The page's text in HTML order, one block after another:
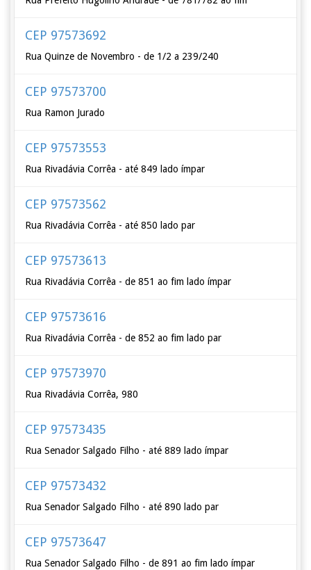
CEP 97573692
Rua Quinze de Novembro - de 1/2 a 239/240
CEP 97573700
Rua Ramon Jurado
CEP 97573553
Rua Rivadávia Corrêa - até 849 lado ímpar
CEP 97573562
Rua Rivadávia Corrêa - até 850 lado par
CEP 97573613
Rua Rivadávia Corrêa - de 851 ao fim lado ímpar
CEP 97573616
Rua Rivadávia Corrêa - de 852 ao fim lado par
CEP 97573970
Rua Rivadávia Corrêa, 980
CEP 97573435
Rua Senador Salgado Filho - até 889 lado ímpar
CEP 97573432
Rua Senador Salgado Filho - até 890 lado par
CEP 97573647
Rua Senador Salgado Filho - de 891 ao fim lado ímpar